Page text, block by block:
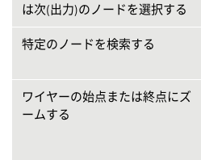
は次(出力)のノードを選択する
特定のノードを検索する
ワイヤーの始点または終点にズ
ームする